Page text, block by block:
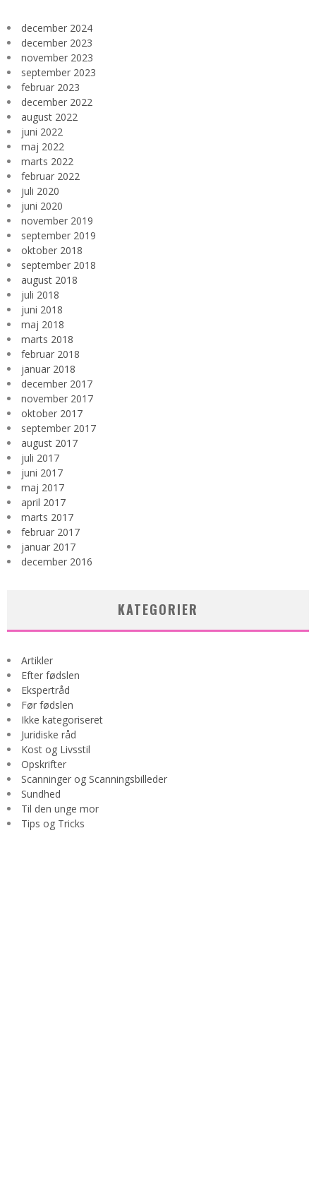
december 2024
december 2023
november 2023
september 2023
februar 2023
december 2022
august 2022
juni 2022
maj 2022
marts 2022
februar 2022
juli 2020
juni 2020
november 2019
september 2019
oktober 2018
september 2018
august 2018
juli 2018
juni 2018
maj 2018
marts 2018
februar 2018
januar 2018
december 2017
november 2017
oktober 2017
september 2017
august 2017
juli 2017
juni 2017
maj 2017
april 2017
marts 2017
februar 2017
januar 2017
december 2016
KATEGORIER
Artikler
Efter fødslen
Ekspertråd
Før fødslen
Ikke kategoriseret
Juridiske råd
Kost og Livsstil
Opskrifter
Scanninger og Scanningsbilleder
Sundhed
Til den unge mor
Tips og Tricks